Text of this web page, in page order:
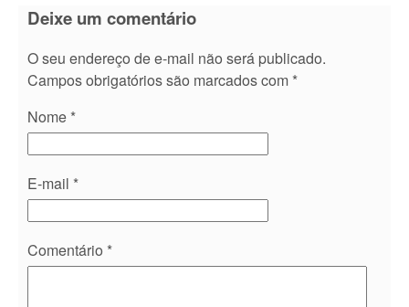
Deixe um comentário
O seu endereço de e-mail não será publicado.
Campos obrigatórios são marcados com *
Nome *
E-mail *
Comentário *